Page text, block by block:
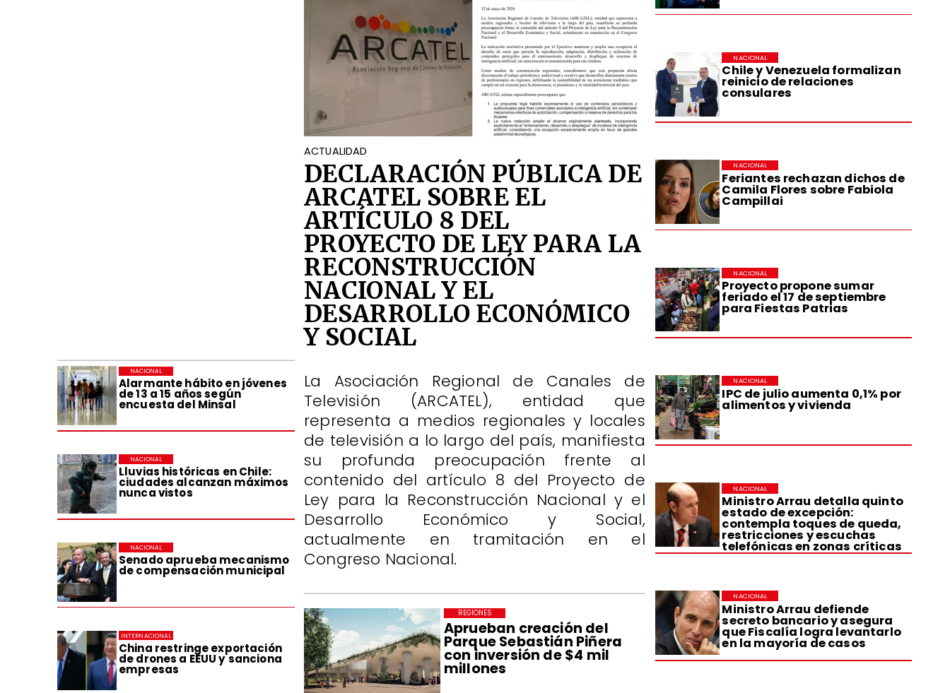
Chile y Venezuela formalizan
reinicio de relaciones
consulares
NACIONAL
Feriantes rechazan dichos de
Camila Flores sobre Fabiola
Campillai
NACIONAL
Proyecto propone sumar
feriado el 17 de septiembre
para Fiestas Patrias
NACIONAL
IPC de julio aumenta 0,1% por
alimentos y vivienda
NACIONAL
Ministro Arrau detalla quinto
estado de excepción:
contempla toques de queda,
restricciones y escuchas
telefónicas en zonas críticas
NACIONAL
Ministro Arrau defiende
secreto bancario y asegura
que Fiscalía logra levantarlo
en la mayoría de casos
NACIONAL
Alarmante hábito en jóvenes
de 13 a 15 años según
encuesta del Minsal
NACIONAL
Lluvias históricas en Chile:
ciudades alcanzan máximos
nunca vistos
NACIONAL
Senado aprueba mecanismo
de compensación municipal
NACIONAL
China restringe exportación
de drones a EEUU y sanciona
empresas
INTERNACIONAL Aprueban creación del
Parque Sebastián Piñera
con inversión de $4 mil
millones
REGIONES
ACTUALIDAD
DECLARACIÓN PÚBLICA DE
ARCATEL SOBRE EL
ARTÍCULO 8 DEL
PROYECTO DE LEY PARA LA
RECONSTRUCCIÓN
NACIONAL Y EL
DESARROLLO ECONÓMICO
Y SOCIAL
La Asociación Regional de Canales de
Televisión (ARCATEL), entidad que
representa a medios regionales y locales
de televisión a lo largo del país, manifiesta
su profunda preocupación frente al
contenido del artículo 8 del Proyecto de
Ley para la Reconstrucción Nacional y el
Desarrollo Económico y Social,
actualmente en tramitación en el
Congreso Nacional.